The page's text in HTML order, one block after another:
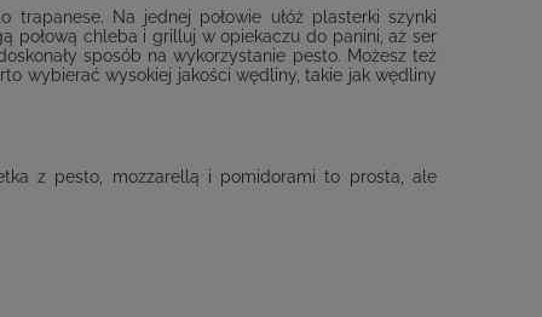
Na jednej połowie ułóż plasterki szynki
połową chleba i grilluj w opiekaczu do panini, aż ser
sposób na wykorzystanie pesto. Możesz też
wybierać wysokiej jakości wędliny, takie jak wędliny
z pesto, mozzarellą i pomidorami to prosta, ale